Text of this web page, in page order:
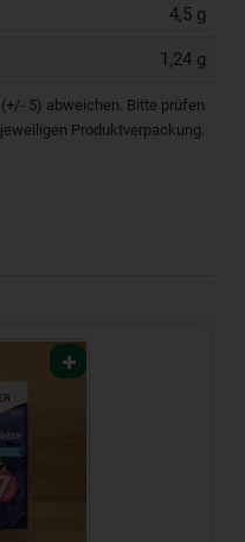
4,5 g
1,24 g
5) abweichen. Bitte prüfen
Produktverpackung.